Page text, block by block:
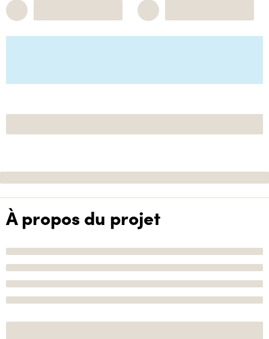
À propos du projet